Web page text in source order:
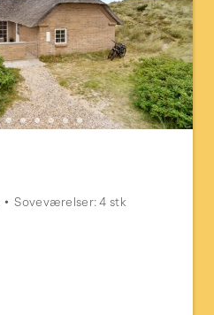
Soveværelser: 4 stk